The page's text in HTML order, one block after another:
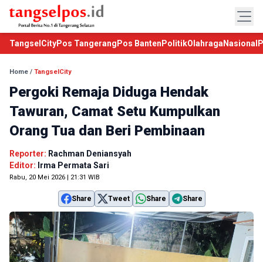
TangselCityPos Tangerang Pos Banten PolitikOlahraga Nasional
Home / TangselCity
Pergoki Remaja Diduga Hendak
Tawuran, Camat Setu Kumpulkan
Orang Tua dan Beri Pembinaan
Reporter: Rachman Deniansyah
Editor: Irma Permata Sari
Rabu, 20 Mei 2026 | 21:31 WIB
Share Tweet Share Share